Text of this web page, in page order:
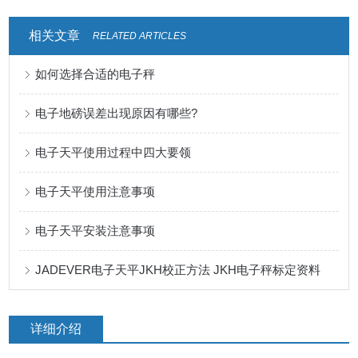
相关文章 RELATED ARTICLES
如何选择合适的电子秤
电子地磅误差出现原因有哪些?
电子天平使用过程中四大要领
电子天平使用注意事项
电子天平安装注意事项
JADEVER电子天平JKH校正方法 JKH电子秤标定资料
详细介绍